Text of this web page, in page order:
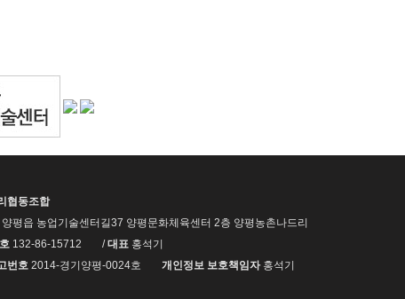
협동조합
평읍 농업기술센터길37 양평문화체육센터 2층 양평농촌나드리
132-86-15712 /대표 홍석기
번호 2014-경기양평-0024호 개인정보 보호책임자홍석기